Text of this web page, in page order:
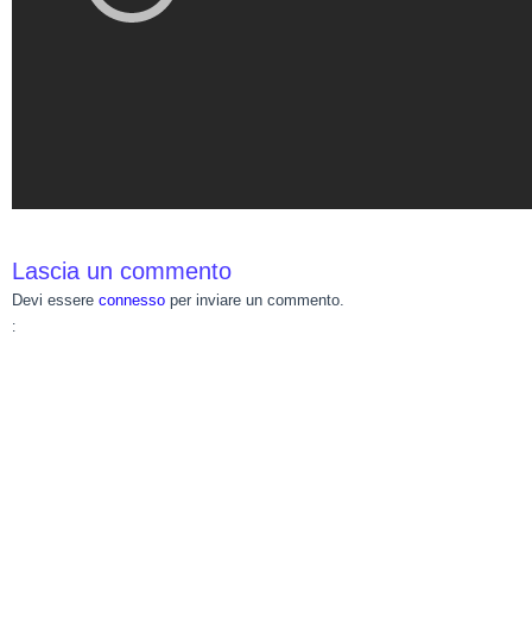
Lascia un commento
Devi essere connesso per inviare un commento.
: